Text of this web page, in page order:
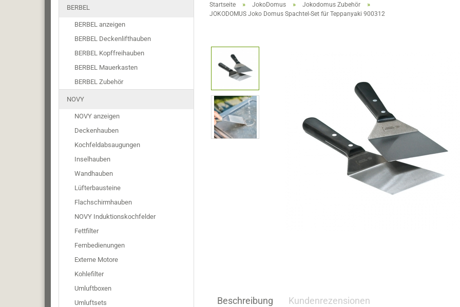
Startseite » JokoDomus » Jokodomus Zubehör »
JOKODOMUS Joko Domus Spachtel-Set für Teppanyaki 900312
Beschreibung Kundenrezensionen
BERBEL
BERBEL anzeigen
BERBEL Deckenlifthauben
BERBEL Kopffreihauben
BERBEL Mauerkasten
BERBEL Zubehör
NOVY
NOVY anzeigen
Deckenhauben
Kochfeldabsaugungen
Inselhauben
Wandhauben
Lüfterbausteine
Flachschirmhauben
NOVY Induktionskochfelder
Fettfilter
Fernbedienungen
Externe Motore
Kohlefilter
Umluftboxen
Umluftsets